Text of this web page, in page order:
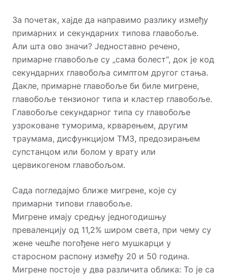
За почетак, хајде да направимо разлику између
примарних и секундарних типова главобоље.
Али шта ово значи? Једноставно речено,
примарне главобоље су „сама болест“, док је код
секундарних главобоља симптом другог стања.
Дакле, примарне главобоље би биле мигрене,
главобоље тензионог типа и кластер главобоље.
Главобоље секундарног типа су главобоље
узроковане туморима, крварењем, другим
траумама, дисфункцијом ТМЗ, предозирањем
супстанцом или болом у врату или
цервикогеном главобољом.
Сада погледајмо ближе мигрене, које су
примарни типови главобоље.
Мигрене имају средњу једногодишњу
преваленцију од 11,2% широм света, при чему су
жене чешће погођене него мушкарци у
старосном распону између 20 и 50 година.
Мигрене постоје у два различита облика: То је са